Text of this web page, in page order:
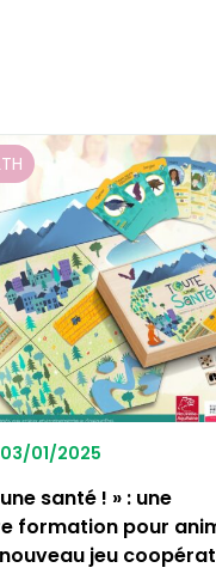
01/2025
santé ! » : une
formation pour
jeu